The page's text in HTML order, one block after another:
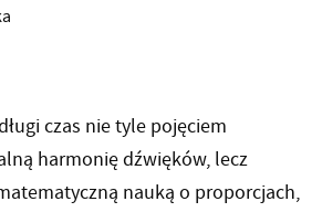
czas nie tyle pojęciem
harmonię dźwięków, lecz
nauką o proporcjach,